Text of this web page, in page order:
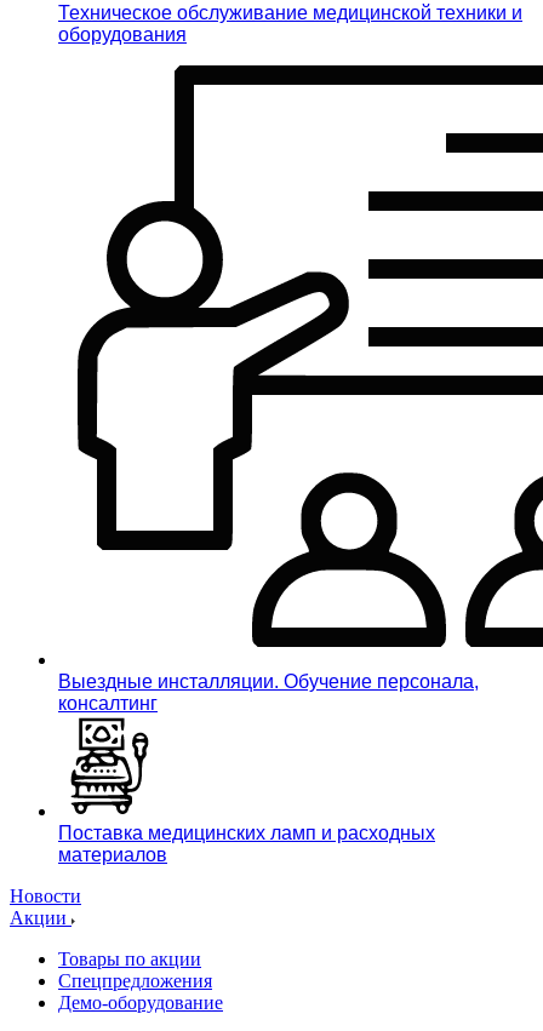
Техническое обслуживание медицинской техники и
оборудования
Выездные инсталляции. Обучение персонала,
консалтинг
Поставка медицинских ламп и расходных
материалов
Новости
Акции
Товары по акции
Спецпредложения
Демо-оборудование